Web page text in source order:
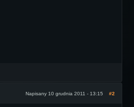
Napisany 10 grudnia 2011 - 13:15 #2